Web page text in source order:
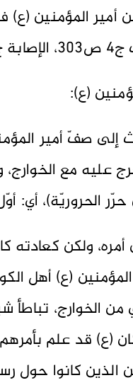
صفّ أمير
عليه مع
الحروريّة)، أي:
ولكن كعادته
المؤمنين (ع) أهل
الخوارج، تباطأ
(ع) قد علم
الذين كانوا حول